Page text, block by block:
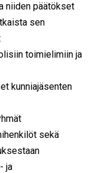
niiden päätökset
sen
toimielimiin ja
kunniajäsenten
sekä
ja